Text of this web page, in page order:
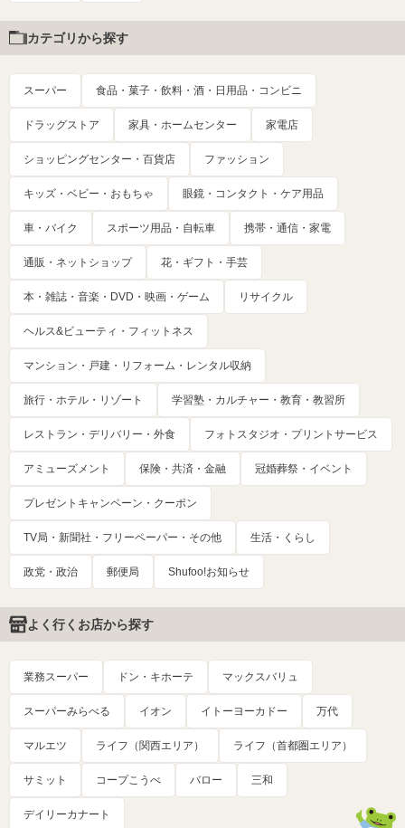
カテゴリから探す
スーパー 食品・菓子・飲料・酒・日用品・コンビニ
ドラッグストア 家具・ホームセンター 家電店
ショッピングセンター・百貨店 ファッション
キッズ・ベビー・おもちゃ 眼鏡・コンタクト・ケア用品
車・バイク スポーツ用品・自転車 携帯・通信・家電
通販・ネットショップ 花・ギフト・手芸
本・雑誌・音楽・DVD・映画・ゲーム リサイクル
ヘルス&ビューティ・フィットネス
マンション・戸建・リフォーム・レンタル収納
旅行・ホテル・リゾート 学習塾・カルチャー・教育・教習所
レストラン・デリバリー・外食 フォトスタジオ・プリントサービス
アミューズメント 保険・共済・金融 冠婚葬祭・イベント
プレゼントキャンペーン・クーポン
TV局・新聞社・フリーペーパー・その他 生活・くらし
政党・政治 郵便局 Shufoo!お知らせ
よく行くお店から探す
業務スーパー ドン・キホーテ マックスバリュ
スーパーみらべる イオン イトーヨーカドー 万代
マルエツ ライフ（関西エリア） ライフ（首都圏エリア）
サミット コープこうべ バロー 三和
デイリーカナート